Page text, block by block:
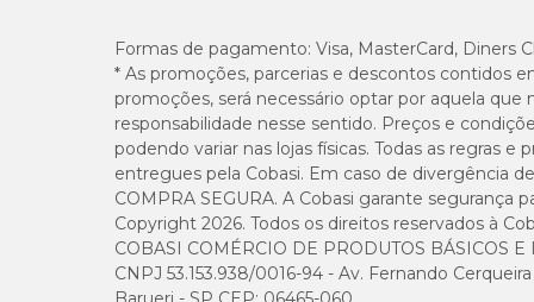
Formas de pagamento: Visa, MasterCard, Diners
* As promoções, parcerias e descontos contidos
promoções, será necessário optar por aquela
responsabilidade nesse sentido. Preços e
podendo variar nas lojas físicas. Todas as regras
entregues pela Cobasi. Em caso de divergência
COMPRA SEGURA. A Cobasi garante segurança
Copyright 2026. Todos os direitos reservados à
COBASI COMÉRCIO DE PRODUTOS BÁSICOS E
CNPJ 53.153.938/0016-94 - Av. Fernando